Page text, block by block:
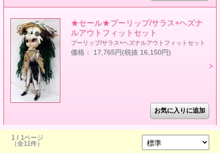
★セール★プーリップ/サラス+ヘズナ
ルアウトフィットセット
プーリップ/サラス+ヘズナルアウトフィットセット
価格： 17,765円(税抜 16,150円)
1 / 1ページ
（全11件）